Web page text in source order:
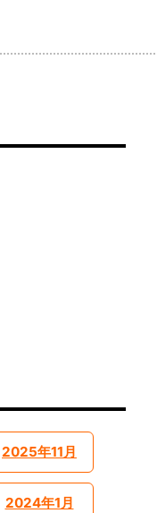
2025年11月
2024年1月